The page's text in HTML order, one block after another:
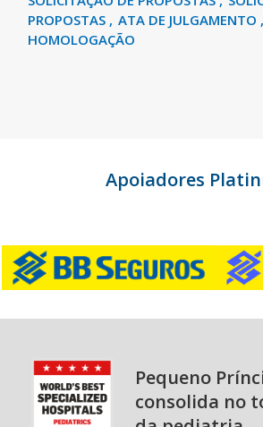
PROPOSTAS
ATA DE JULGAMENTO
HOMOLOGAÇÃO
Apoiadores
Pequeno
consolida no